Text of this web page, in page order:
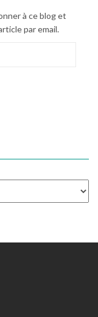
à ce blog et
par email.